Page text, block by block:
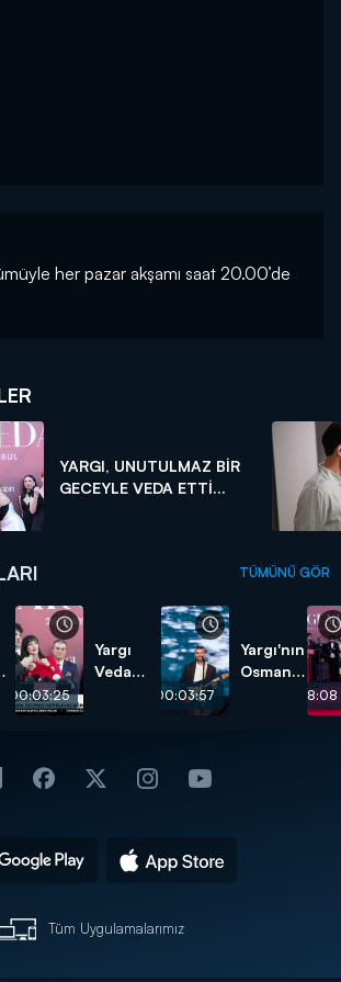
her pazar akşamı saat 20.00’de
YARGI, UNUTULMAZ BİR
GECEYLE VEDA ETTİ...
TÜMÜNÜ GÖR
00:03:25
Yargı
Veda
Haber
00:03:57
Yargı'nın
Osman'ı
00:08:08
Tüm Uygulamalarımız